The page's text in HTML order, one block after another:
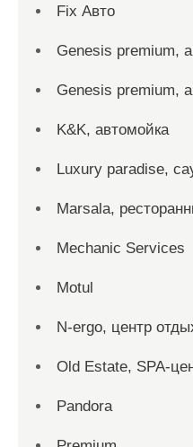
Fix Авто
Genesis premium,
Genesis premium,
K&K, автомойка
Luxury paradise,
Marsala,
Mechanic Services
Motul
N-ergo, центр
Old Estate, SPA-
Pandora